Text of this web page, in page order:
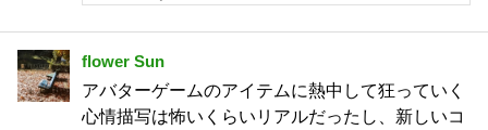
flower Sun
アバターゲームのアイテムに熱中して狂っていく
心情描写は怖いくらいリアルだったし、新しいコ